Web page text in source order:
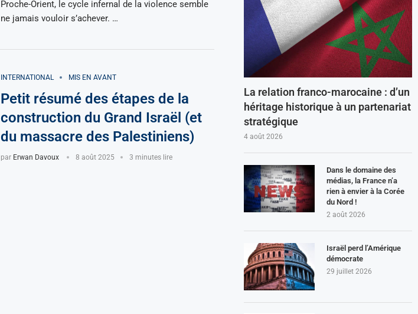
Proche-Orient, le cycle infernal de la violence semble
ne jamais vouloir s’achever. …
INTERNATIONAL MIS EN AVANT
Petit résumé des étapes de la
construction du Grand Israël (et
du massacre des Palestiniens)
par Erwan Davoux 8 août 2025 3 minutes lire
La relation franco-marocaine : d’un
héritage historique à un partenariat
stratégique
4 août 2026
Dans le domaine des
médias, la France n’a
rien à envier à la Corée
du Nord !
2 août 2026
Israël perd l’Amérique
démocrate
29 juillet 2026